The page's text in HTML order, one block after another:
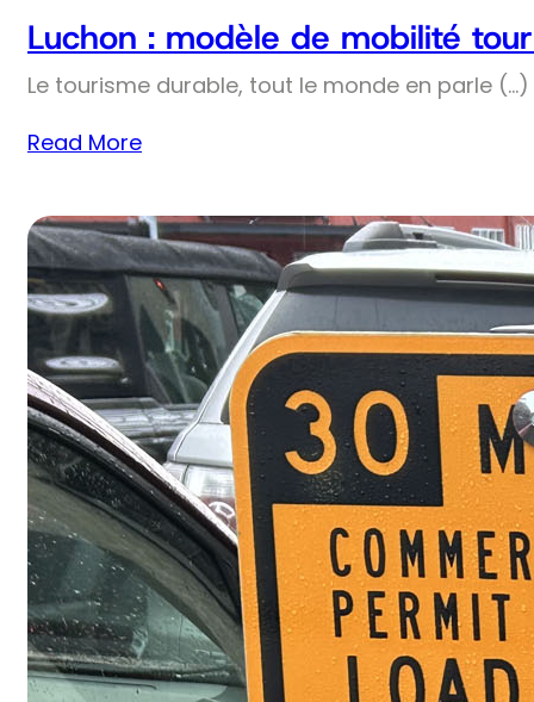
Luchon : modèle de mobilité
Le tourisme durable, tout le monde en parle
Read More